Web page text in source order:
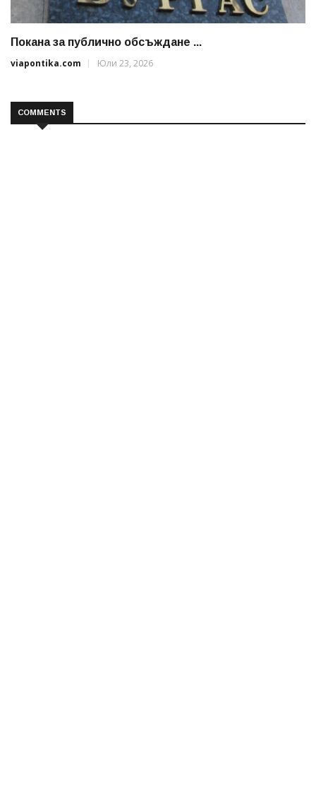
Покана за публично обсъждане ...
viapontika.com
Юли 23, 2026
COMMENTS